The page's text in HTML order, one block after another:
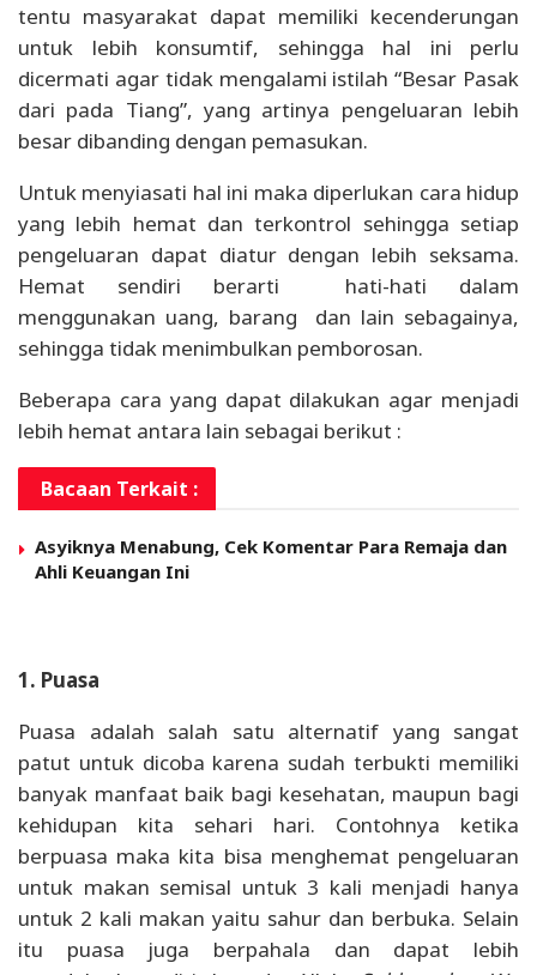
tentu masyarakat dapat memiliki kecenderungan
untuk lebih konsumtif, sehingga hal ini perlu
dicermati agar tidak mengalami istilah “Besar Pasak
dari pada Tiang”, yang artinya pengeluaran lebih
besar dibanding dengan pemasukan.
Untuk menyiasati hal ini maka diperlukan cara hidup
yang lebih hemat dan terkontrol sehingga setiap
pengeluaran dapat diatur dengan lebih seksama.
Hemat sendiri berarti hati-hati dalam
menggunakan uang, barang dan lain sebagainya,
sehingga tidak menimbulkan pemborosan.
Beberapa cara yang dapat dilakukan agar menjadi
lebih hemat antara lain sebagai berikut :
Bacaan Terkait :
Asyiknya Menabung, Cek Komentar Para Remaja dan
Ahli Keuangan Ini
1. Puasa
Puasa adalah salah satu alternatif yang sangat
patut untuk dicoba karena sudah terbukti memiliki
banyak manfaat baik bagi kesehatan, maupun bagi
kehidupan kita sehari hari. Contohnya ketika
berpuasa maka kita bisa menghemat pengeluaran
untuk makan semisal untuk 3 kali menjadi hanya
untuk 2 kali makan yaitu sahur dan berbuka. Selain
itu puasa juga berpahala dan dapat lebih